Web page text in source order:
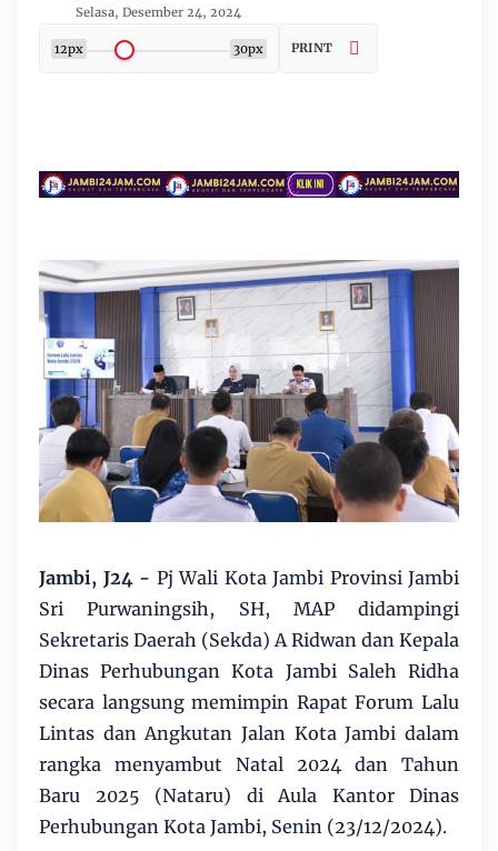
Selasa, Desember 24, 2024
12px 30px PRINT
Jambi, J24 - Pj Wali Kota Jambi Provinsi Jambi
Sri Purwaningsih, SH, MAP didampingi
Sekretaris Daerah (Sekda) A Ridwan dan Kepala
Dinas Perhubungan Kota Jambi Saleh Ridha
secara langsung memimpin Rapat Forum Lalu
Lintas dan Angkutan Jalan Kota Jambi dalam
rangka menyambut Natal 2024 dan Tahun
Baru 2025 (Nataru) di Aula Kantor Dinas
Perhubungan Kota Jambi, Senin (23/12/2024).